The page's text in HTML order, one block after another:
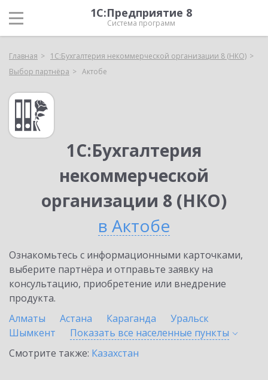
1С:Предприятие 8
Система программ
Главная
1С:Бухгалтерия некоммерческой организации 8 (НКО)
Выбор партнёра
Актобе
1С:Бухгалтерия
некоммерческой
организации 8 (НКО)
в Актобе
Ознакомьтесь с информационными карточками,
выберите партнёра и отправьте заявку на
консультацию, приобретение или внедрение
продукта.
Алматы
Астана Караганда
Уральск
Шымкент
Показать все населенные пункты
Смотрите также: Казахстан